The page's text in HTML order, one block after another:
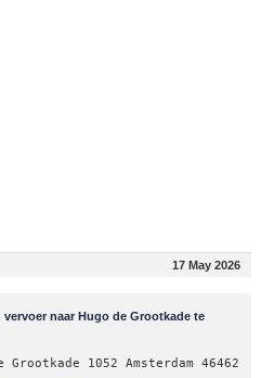
17 May 2026
naar Hugo de Grootkade te
Grootkade 1052 Amsterdam 46462